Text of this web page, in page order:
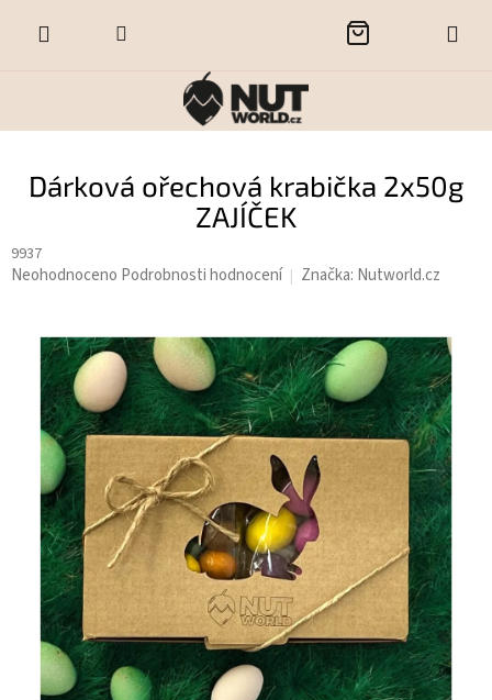
NÁKUPNÍ
Dárková ořechová krabička 2x50g
ZAJÍČEK
9937
Průměrné
hvězdiček.
Neohodnoceno Podrobnosti hodnocení Značka: Nutworld.cz